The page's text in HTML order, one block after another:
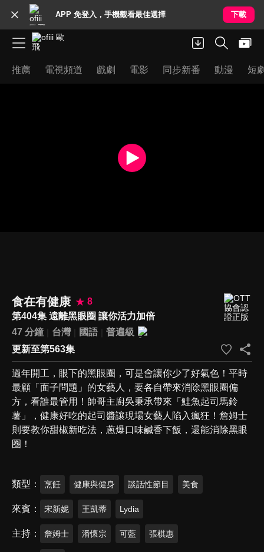
APP 免登入，手機觀看最佳選擇 下載
推薦 電視頻道 戲劇 電影 同步新番 動漫 短
食在有健康
8
第404集 遠離黑眼圈 讓你活力加倍
47 分鐘
台灣 國語
普遍級
更新至第563集
過年開工，眼下的黑眼圈，可是會讓你少了好氣色！平時
最顧「面子問題」的女藝人，要各自帶來消除黑眼圈偏
方，看誰最管用！帥哥主廚吳秉承帶來「鮭魚起司馬鈴
薯」，健康好吃的起司醬讓現場女藝人陷入瘋狂！詹姆士
則要教你甜椒新吃法，蔥爆口味鹹香下飯，還能消除黑眼
圈！
類型 烹飪 健康與健身 談話性節目 美食
來賓 宋新妮 王凱蒂 Lydia
主持 詹姆士 潘懷宗 可藍 張棋惠